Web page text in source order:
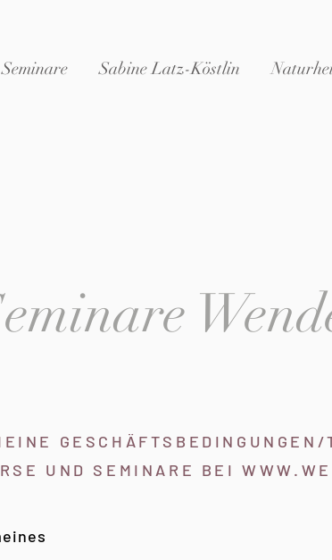
Seminare Sabine Latz-Köstlin
UND SEMINARE BEI